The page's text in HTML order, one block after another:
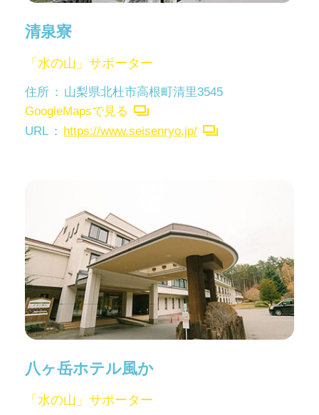
清泉寮
「水の山」サポーター
住所
山梨県北杜市高根町清里3545
GoogleMapsで見る
URL
https://www.seisenryo.jp/
八ヶ岳ホテル風か
「水の山」サポーター